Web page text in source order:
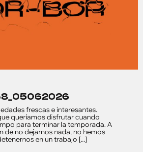
frescas e interesantes.
queríamos disfrutar cuando
para terminar la temporada. A
de no dejarnos nada, no hemos
en un trabajo [...]